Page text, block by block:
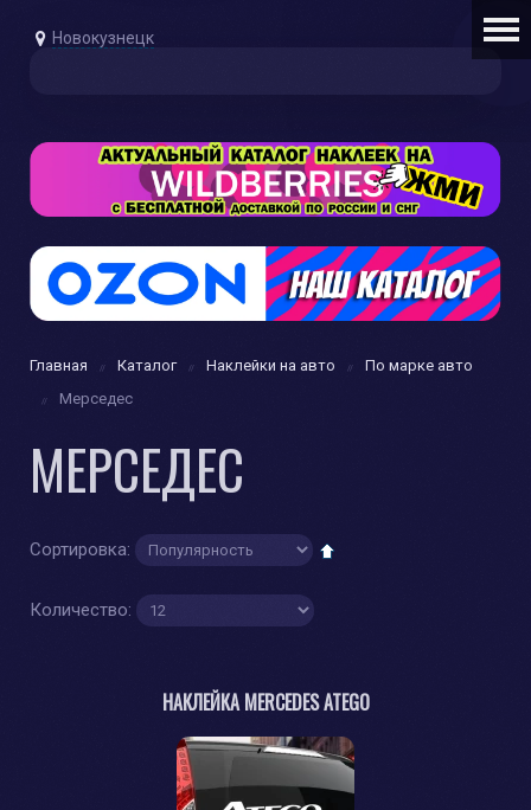
Новокузнецк
Главная Каталог Наклейки на авто
По марке авто
Мерседес
МЕРСЕДЕС
Сортировка:
Количество:
НАКЛЕЙКА MERCEDES ATEGO